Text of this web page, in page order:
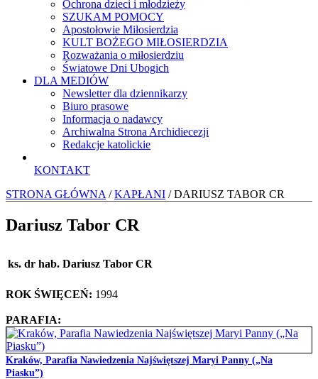
Ochrona dzieci i młodzieży
SZUKAM POMOCY
Apostołowie Miłosierdzia
KULT BOŻEGO MIŁOSIERDZIA
Rozważania o miłosierdziu
Światowe Dni Ubogich
DLA MEDIÓW
Newsletter dla dziennikarzy
Biuro prasowe
Informacja o nadawcy
Archiwalna Strona Archidiecezji
Redakcje katolickie
KONTAKT
STRONA GŁÓWNA /KAPŁANI / DARIUSZ TABOR CR
Dariusz Tabor CR
ks. dr hab. Dariusz Tabor CR
ROK ŚWIĘCEŃ: 1994
PARAFIA:
Kraków, Parafia Nawiedzenia Najświętszej Maryi Panny („Na
Piasku”)